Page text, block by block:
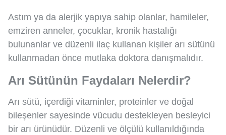
Astım ya da alerjik yapıya sahip olanlar, hamileler,
emziren anneler, çocuklar, kronik hastalığı
bulunanlar ve düzenli ilaç kullanan kişiler arı sütünü
kullanmadan önce mutlaka doktora danışmalıdır.
Arı Sütünün Faydaları Nelerdir?
Arı sütü, içerdiği vitaminler, proteinler ve doğal
bileşenler sayesinde vücudu destekleyen besleyici
bir arı ürünüdür. Düzenli ve ölçülü kullanıldığında